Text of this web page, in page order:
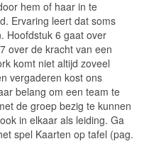
hem of haar in te
Ervaring leert dat soms
Hoofdstuk 6 gaat over
over de kracht van een
komt niet altijd zoveel
vergaderen kost ons
belang om een team te
de groep bezig te kunnen
in elkaar als leiding. Ga
spel Kaarten op tafel (pag.